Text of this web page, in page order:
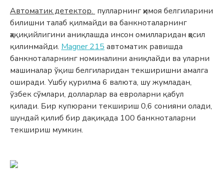
Автоматик детектор. пулларнинг ҳимоя белгиларини
билишни талаб қилмайди ва банкноталарнинг
ҳақиқийлигини аниқлашда инсон омилларидан ҳосил
қилинмайди. Magner 215 автоматик равишда
банкноталарнинг номиналини аниқлайди ва уларни
машиналар ўқиш белгиларидан текширишни амалга
оширади. Ушбу қурилма 6 валюта, шу жумладан,
ўзбек сўмлари, долларлар ва евроларни қабул
қилади. Бир купюрани текшириш 0,6 сонияни олади,
шундай қилиб бир дақиқада 100 банкноталарни
текшириш мумкин.